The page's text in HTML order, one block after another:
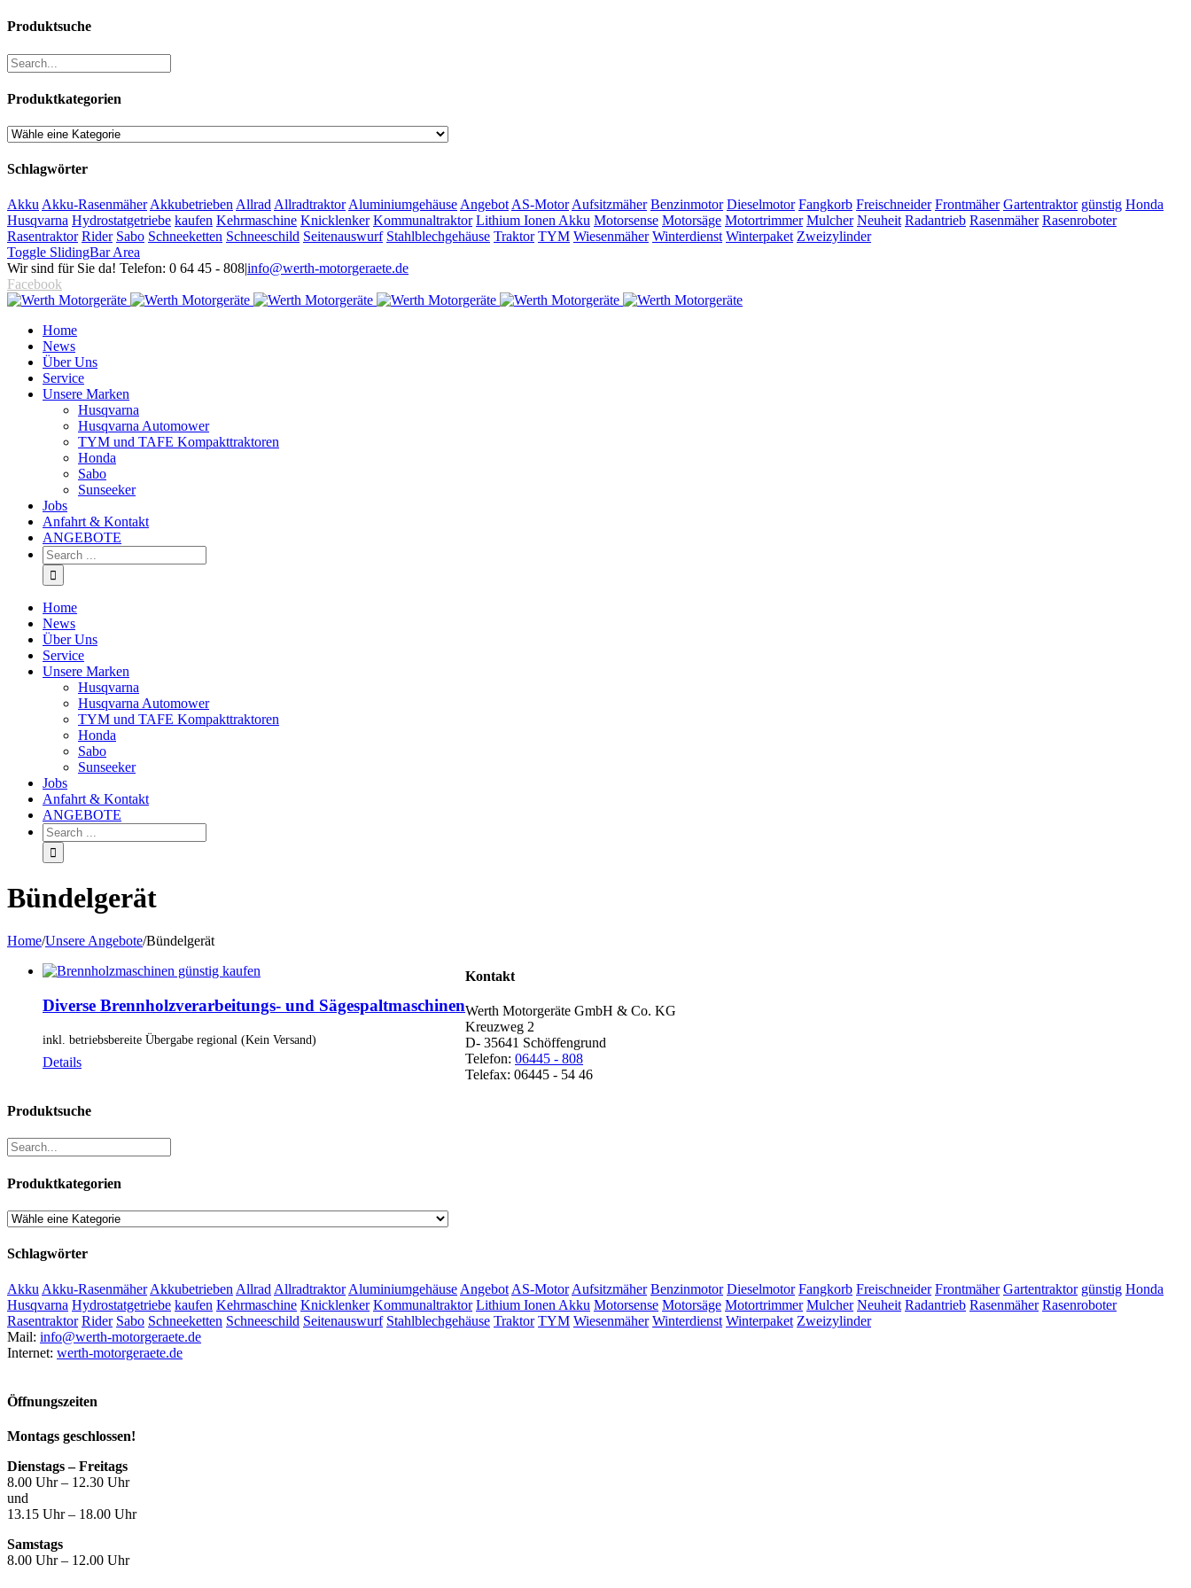
Produktsuche
Produktkategorien
Schlagwörter
Akku Akku-Rasenmäher Akkubetrieben Allrad Allradtraktor Aluminiumgehäuse Angebot AS-Motor Aufsitzmäher Benzinmotor Dieselmotor Fangkorb Freischneider Frontmäher Gartentraktor günstig Honda
Husqvarna Hydrostatgetriebe kaufen Kehrmaschine Knicklenker Kommunaltraktor Lithium Ionen Akku Motorsense Motorsäge Motortrimmer Mulcher Neuheit Radantrieb Rasenmäher Rasenroboter
Rasentraktor Rider Sabo Schneeketten Schneeschild Seitenauswurf Stahlblechgehäuse Traktor TYM Wiesenmäher Winterdienst Winterpaket Zweizylinder
Toggle SlidingBar Area
Wir sind für Sie da! Telefon: 0 64 45 - 808|info@werth-motorgeraete.de
Facebook
Home
News
Über Uns
Service
Unsere Marken
Husqvarna
Husqvarna Automower
TYM und TAFE Kompakttraktoren
Honda
Sabo
Sunseeker
Jobs
Anfahrt & Kontakt
ANGEBOTE
Home
News
Über Uns
Service
Unsere Marken
Husqvarna
Husqvarna Automower
TYM und TAFE Kompakttraktoren
Honda
Sabo
Sunseeker
Jobs
Anfahrt & Kontakt
ANGEBOTE
Bündelgerät
Home/Unsere Angebote/Bündelgerät
Diverse Brennholzverarbeitungs- und Sägespaltmaschinen
inkl. betriebsbereite Übergabe regional (Kein Versand)
Details
Produktsuche
Produktkategorien
Schlagwörter
Akku Akku-Rasenmäher Akkubetrieben Allrad Allradtraktor Aluminiumgehäuse Angebot AS-Motor Aufsitzmäher Benzinmotor Dieselmotor Fangkorb Freischneider Frontmäher Gartentraktor günstig Honda
Husqvarna Hydrostatgetriebe kaufen Kehrmaschine Knicklenker Kommunaltraktor Lithium Ionen Akku Motorsense Motorsäge Motortrimmer Mulcher Neuheit Radantrieb Rasenmäher Rasenroboter
Rasentraktor Rider Sabo Schneeketten Schneeschild Seitenauswurf Stahlblechgehäuse Traktor TYM Wiesenmäher Winterdienst Winterpaket Zweizylinder
Kontakt
Werth Motorgeräte GmbH & Co. KG
Kreuzweg 2
D- 35641 Schöffengrund
Telefon: 06445 - 808
Telefax: 06445 - 54 46
Mail: info@werth-motorgeraete.de
Internet: werth-motorgeraete.de
Öffnungszeiten
Montags geschlossen!
Dienstags – Freitags
8.00 Uhr – 12.30 Uhr
und
13.15 Uhr – 18.00 Uhr
Samstags
8.00 Uhr – 12.00 Uhr